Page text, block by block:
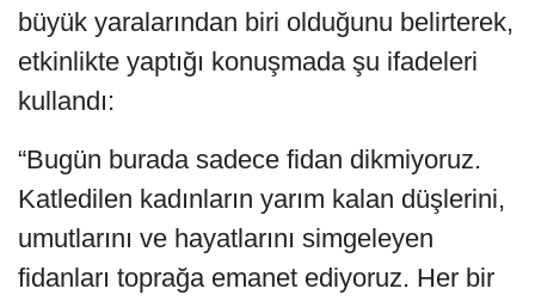
büyük yaralarından biri olduğunu belirterek,
etkinlikte yaptığı konuşmada şu ifadeleri
kullandı:
“Bugün burada sadece fidan dikmiyoruz.
Katledilen kadınların yarım kalan düşlerini,
umutlarını ve hayatlarını simgeleyen
fidanları toprağa emanet ediyoruz. Her bir